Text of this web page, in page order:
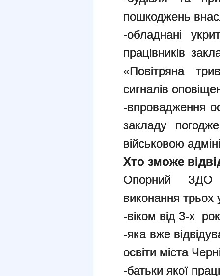
пошкоджень
-обладнані
працівників
«Повітряна
сигналів
-впровадження
закладу
військовою
Хто зможе
Опорний ЗДО
виконання трьох
-віком від 3-х
-яка вже
освіти міста
-батьки якої